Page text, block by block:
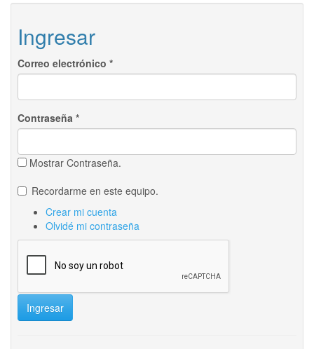
Ingresar
Correo electrónico *
Contraseña *
Mostrar Contraseña.
Recordarme en este equipo.
Crear mi cuenta
Olvidé mi contraseña
Ingresar